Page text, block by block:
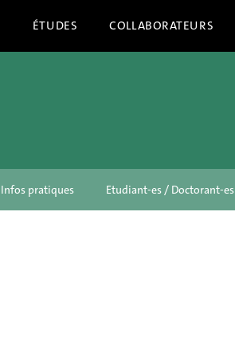
ÉTUDES COLLABORATEURS
Infos pratiques Etudiant-es / Doctorant-es